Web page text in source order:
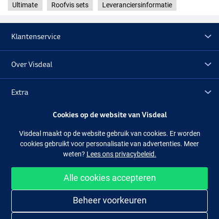
Ultimate Roofvis sets Leveranciersinformatie
Klantenservice
Over Visdeal
Extra
Facebook Instagram
Makkelijk en veilig shoppen
Cookies op de website van Visdeal
Visdeal maakt op de website gebruik van cookies. Er worden
cookies gebruikt voor personalisatie van advertenties. Meer
weten? Lees ons privacybeleid.
Alle cookies accepteren
Beheer voorkeuren